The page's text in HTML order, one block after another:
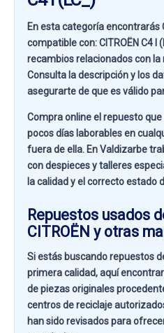
En esta categoría encontrarás
compatible con:CITROËN C4 I
recambios relacionados con
Consulta la descripción y los
asegurarte de que es válido
Compra online el repuesto
pocos días laborables en
fuera de ella. EnValdizarbe
con despieces y talleres
la calidad y el correcto estado
Repuestos usados
CITROËN y otras
Si estás buscandorepuestos
primera calidad, aquí
de piezas originales
centros de reciclaje
han sido revisados para